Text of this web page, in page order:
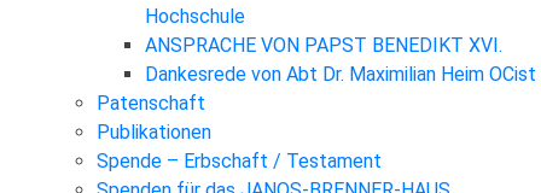
Hochschule
ANSPRACHE VON PAPST BENEDIKT XVI.
Dankesrede von Abt Dr. Maximilian Heim OCist
Patenschaft
Publikationen
Spende – Erbschaft / Testament